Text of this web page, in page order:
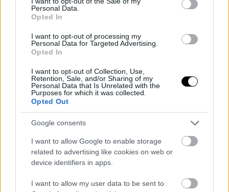
Personal Data.
Opted In
I want to opt-out of processing my
Personal Data for Targeted Advertising.
Opted In
I want to opt-out of Collection, Use,
Retention, Sale, and/or Sharing of my
Personal Data that Is Unrelated with the
Purposes for which it was collected.
Opted Out
Google consents
I want to allow Google to enable storage
related to advertising like cookies on web or
device identifiers in apps.
I want to allow my user data to be sent to
Τίτλοι ηλικίας 20 ετών ίσως δεν ενθουσιάσουν τους PC gamers,
όμως είναι ενδιαφέροντες για άλλον, διαφορετικό λόγο
ΣΤΟ ΠΡΟΣΚΗΝΙΟ
Την ζημιά που προκαλεί, το GTA VI ελπίζουμε να την
Ο αντίκτυπος του τίτλου της Rockstar στην αγορά θα είναι εν τέλει
(και) αρνητικός, όλοι οι λόγοι